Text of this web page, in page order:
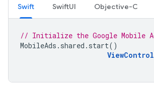
Swift SwiftUI Objective-C
// Initialize the Google Mobile
MobileAds . shared . start()